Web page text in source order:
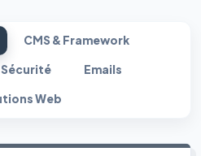
CMS & Framework
Sécurité Emails
Web